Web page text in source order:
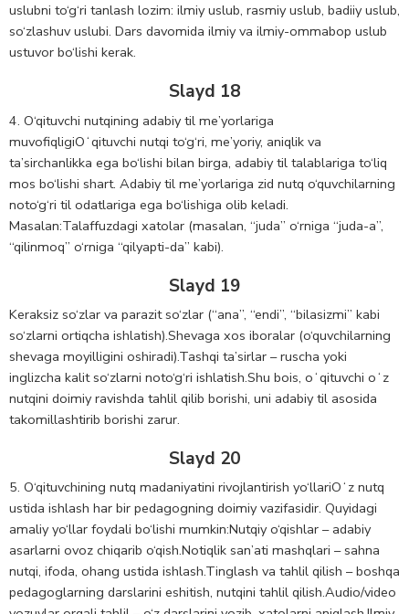
uslubni to‘g‘ri tanlash lozim: ilmiy uslub, rasmiy uslub, badiiy uslub,
so‘zlashuv uslubi. Dars davomida ilmiy va ilmiy-ommabop uslub
ustuvor bo‘lishi kerak.
Slayd 18
4. O‘qituvchi nutqining adabiy til me’yorlariga
muvofiqligiOʻqituvchi nutqi to‘g‘ri, me’yoriy, aniqlik va
ta’sirchanlikka ega bo‘lishi bilan birga, adabiy til talablariga to‘liq
mos bo‘lishi shart. Adabiy til me’yorlariga zid nutq o‘quvchilarning
noto‘g‘ri til odatlariga ega bo‘lishiga olib keladi.
Masalan:Talaffuzdagi xatolar (masalan, “juda” o‘rniga “juda-a”,
“qilinmoq” o‘rniga “qilyapti-da” kabi).
Slayd 19
Keraksiz so‘zlar va parazit so‘zlar (“ana”, “endi”, “bilasizmi” kabi
so‘zlarni ortiqcha ishlatish).Shevaga xos iboralar (o‘quvchilarning
shevaga moyilligini oshiradi).Tashqi ta’sirlar – ruscha yoki
inglizcha kalit so‘zlarni noto‘g‘ri ishlatish.Shu bois, oʻqituvchi oʻz
nutqini doimiy ravishda tahlil qilib borishi, uni adabiy til asosida
takomillashtirib borishi zarur.
Slayd 20
5. O‘qituvchining nutq madaniyatini rivojlantirish yo‘llariOʻz nutq
ustida ishlash har bir pedagogning doimiy vazifasidir. Quyidagi
amaliy yo‘llar foydali bo‘lishi mumkin:Nutqiy o‘qishlar – adabiy
asarlarni ovoz chiqarib o‘qish.Notiqlik san’ati mashqlari – sahna
nutqi, ifoda, ohang ustida ishlash.Tinglash va tahlil qilish – boshqa
pedagoglarning darslarini eshitish, nutqini tahlil qilish.Audio/video